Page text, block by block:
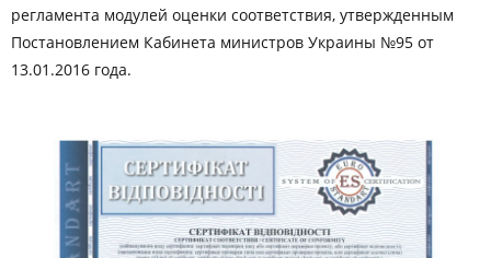
регламента модулей оценки соответствия, утвержденным
Постановлением Кабинета министров Украины №95 от
13.01.2016 года.